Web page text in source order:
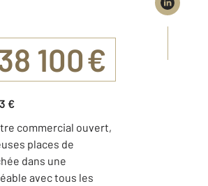
100 €
€
commercial ouvert,
places de
dans une
avec tous les